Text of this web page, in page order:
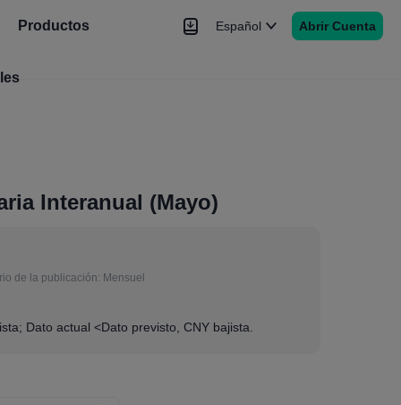
Productos
Noticias
Español Abrir Cuenta
Interanual (Mayo)
de la publicación: Mensuel
Dato actual <Dato previsto, CNY bajista.